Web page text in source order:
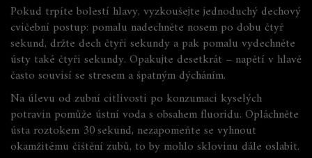
Pokud trpíte bolestí hlavy, vyzkoušejte jednoduchý dechový
cvičební postup: pomalu nadechněte nosem po dobu čtyř
sekund, držte dech čtyři sekundy a pak pomalu vydechněte
ústy také čtyři sekundy. Opakujte desetkrát – napětí v hlavě
často souvisí se stresem a špatným dýcháním.
Na úlevu od zubní citlivosti po konzumaci kyselých
potravin pomůže ústní voda s obsahem fluoridu. Opláchněte
ústa roztokem 30 sekund, nezapomeňte se vyhnout
okamžitému čištění zubů, to by mohlo sklovinu dále oslabit.